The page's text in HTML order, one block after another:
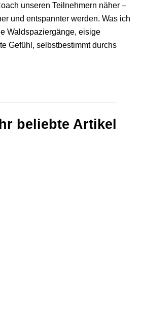
unseren Teilnehmern näher –
und entspannter werden. Was ich
Waldspaziergänge, eisige
Gefühl, selbstbestimmt durchs
beliebte Artikel